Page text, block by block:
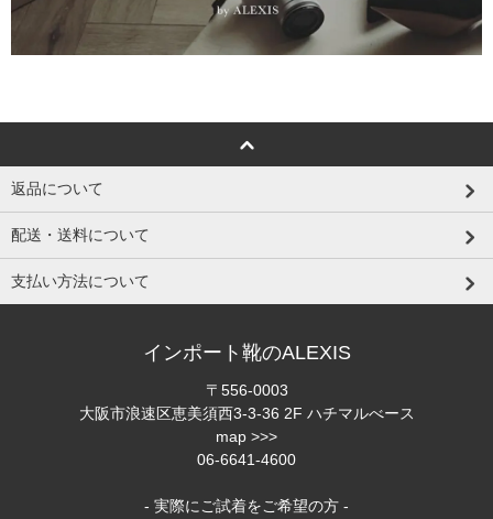
返品について
配送・送料について
支払い方法について
インポート靴のALEXIS
〒556-0003
大阪市浪速区恵美須西3-3-36 2F ハチマルべース
map >>>
06-6641-4600
- 実際にご試着をご希望の方 -